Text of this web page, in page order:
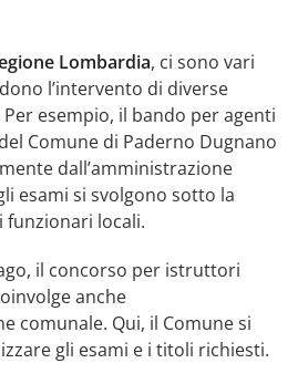
Lombardia, ci sono vari
l’intervento di diverse
esempio, il bando per agenti
Comune di Paderno Dugnano
dall’amministrazione
esami si svolgono sotto la
funzionari locali.
il concorso per istruttori
anche
comunale. Qui, il Comune si
gli esami e i titoli richiesti.